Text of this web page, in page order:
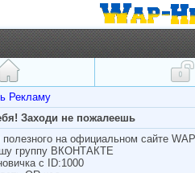
Рекламу
Заходи не пожалеешь
на официальном сайте
группу ВКОНТАКТЕ
с ID:1000